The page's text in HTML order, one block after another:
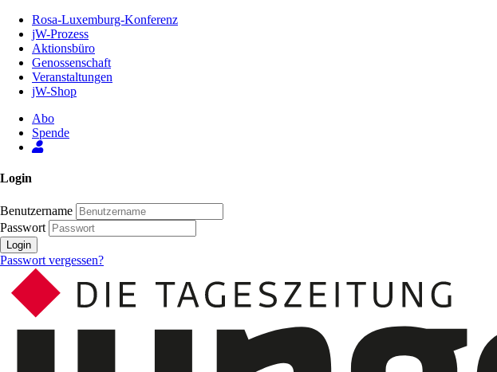
Inhalt
Seite
Rosa-Luxemburg-Konferenz
jW-Prozess
Aktionsbüro
Genossenschaft
Veranstaltungen
jW-Shop
Abo
Spende
Login
Benutzername
Passwort
Login
Passwort vergessen?